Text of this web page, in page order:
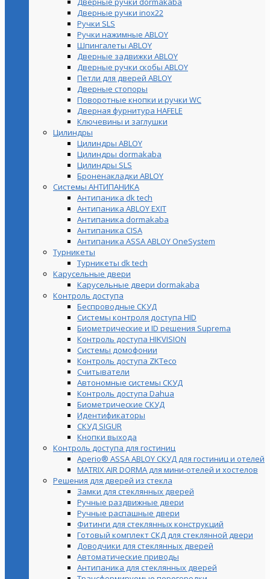
Дверные ручки inox22
Ручки SLS
Ручки нажимные ABLOY
Шпингалеты ABLOY
Дверные задвижки ABLOY
Дверные ручки скобы ABLOY
Петли для дверей ABLOY
Дверные стопоры
Поворотные кнопки и ручки WC
Дверная фурнитура HAFELE
Ключевины и заглушки
Цилиндры
Цилиндры ABLOY
Цилиндры dormakaba
Цилиндры SLS
Броненакладки ABLOY
Системы АНТИПАНИКА
Антипаника dk tech
Антипаника ABLOY EXIT
Антипаника dormakaba
Антипаника СISA
Антипаника ASSA ABLOY OneSystem
Турникеты
Турникеты dk tech
Карусельные двери
Карусельные двери dormakaba
Контроль доступа
Беспроводные СКУД
Системы контроля доступа HID
Биометрические и ID решения Suprema
Контроль доступа HIKVISION
Системы домофонии
Контроль доступа ZKTeco
Считыватели
Автономные системы СКУД
Контроль доступа Dahua
Биометрические СКУД
Идентификаторы
СКУД SIGUR
Кнопки выхода
Контроль доступа для гостиниц
Aperio® ASSA ABLOY СКУД для гостиниц и отелей
MATRIX AIR DORMA для мини-отелей и хостелов
Решения для дверей из стекла
Замки для стеклянных дверей
Ручные раздвижные двери
Ручные распашные двери
Фитинги для стеклянных конструкций
Готовый комплект СКД для стеклянной двери
Доводчики для стеклянных дверей
Автоматические приводы
Антипаника для стеклянных дверей